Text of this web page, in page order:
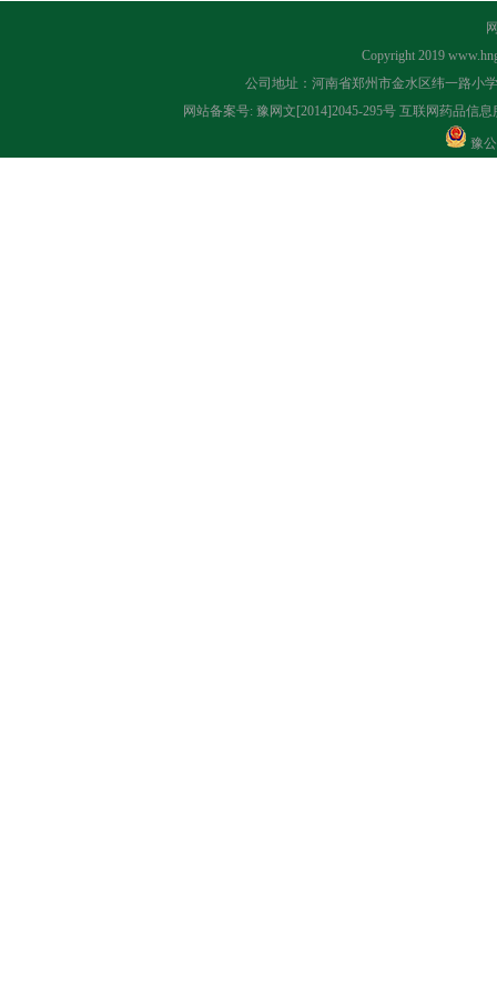
Copyright 2019
公司地址：河南省郑州市金水区纬一路小
网站备案号: 豫网文[2014]2045-295号 互联网药品信息
豫